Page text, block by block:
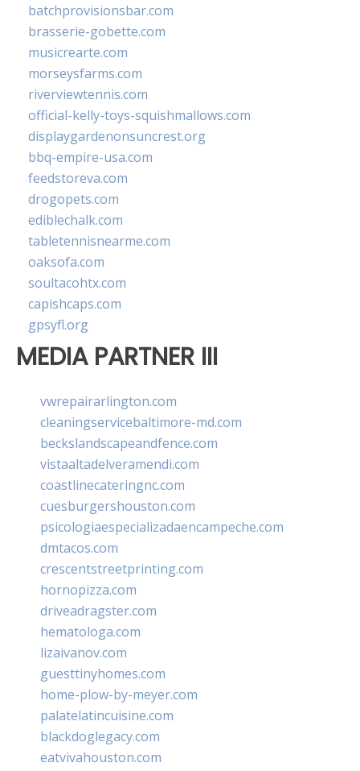
batchprovisionsbar.com
brasserie-gobette.com
musicrearte.com
morseysfarms.com
riverviewtennis.com
official-kelly-toys-squishmallows.com
displaygardenonsuncrest.org
bbq-empire-usa.com
feedstoreva.com
drogopets.com
ediblechalk.com
tabletennisnearme.com
oaksofa.com
soultacohtx.com
capishcaps.com
gpsyfl.org
MEDIA PARTNER III
vwrepairarlington.com
cleaningservicebaltimore-md.com
beckslandscapeandfence.com
vistaaltadelveramendi.com
coastlinecateringnc.com
cuesburgershouston.com
psicologiaespecializadaencampeche.com
dmtacos.com
crescentstreetprinting.com
hornopizza.com
driveadragster.com
hematologa.com
lizaivanov.com
guesttinyhomes.com
home-plow-by-meyer.com
palatelatincuisine.com
blackdoglegacy.com
eatvivahouston.com